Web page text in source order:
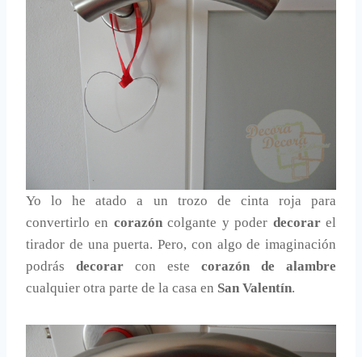
Yo lo he atado a un trozo de cinta roja para
convertirlo en corazóncolgante y poder decorarel
tirador de una puerta. Pero, con algo de imaginación
podrás decorar con este corazón de alambre
cualquier otra parte de la casa en San Valentín.